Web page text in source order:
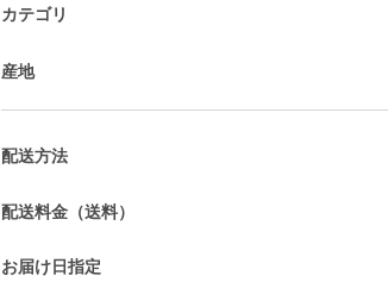
カテゴリ
産地
配送方法
配送料金（送料）
お届け日指定